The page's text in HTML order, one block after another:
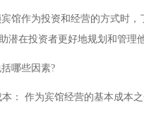
馆作为投资和经营的方式时
潜在投资者更好地规划和管理
哪些因素?
： 作为宾馆经营的基本成本